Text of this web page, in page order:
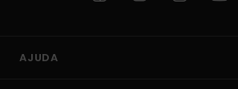
AJUDA